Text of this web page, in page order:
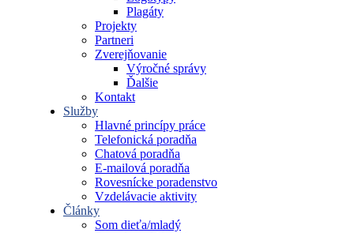
Plagáty
Projekty
Partneri
Zverejňovanie
Výročné správy
Ďalšie
Kontakt
Služby
Hlavné princípy práce
Telefonická poradňa
Chatová poradňa
E-mailová poradňa
Rovesnícke poradenstvo
Vzdelávacie aktivity
Články
Som dieťa/mladý